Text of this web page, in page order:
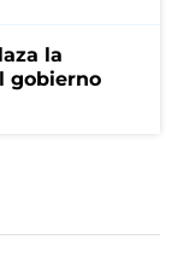
la
gobierno